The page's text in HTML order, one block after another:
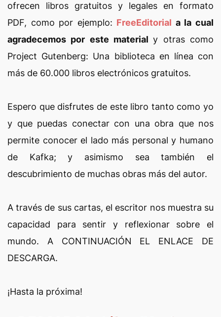
ofrecen libros gratuitos y legales en formato
PDF, como por ejemplo: FreeEditorial a la cual
agradecemos por este materialy otras como
Project Gutenberg: Una biblioteca en línea con
más de 60.000 libros electrónicos gratuitos.
Espero que disfrutes de este libro tanto como yo
y que puedas conectar con una obra que nos
permite conocer el lado más personal y humano
de Kafka; y asimismo sea también el
descubrimiento de muchas obras más del autor.
A través de sus cartas, el escritor nos muestra su
capacidad para sentir y reflexionar sobre el
mundo. A CONTINUACIÓN EL ENLACE DE
DESCARGA.
¡Hasta la próxima!